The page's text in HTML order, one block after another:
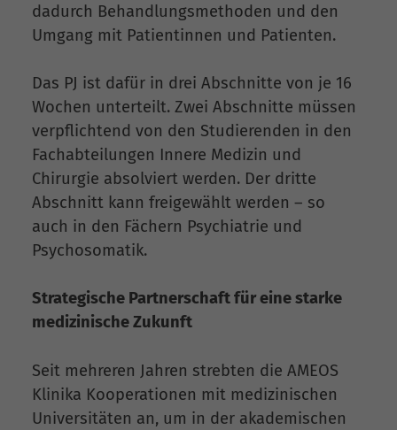
dadurch Behandlungsmethoden und den
Umgang mit Patientinnen und Patienten.
Das PJ ist dafür in drei Abschnitte von je 16
Wochen unterteilt. Zwei Abschnitte müssen
verpflichtend von den Studierenden in den
Fachabteilungen Innere Medizin und
Chirurgie absolviert werden. Der dritte
Abschnitt kann freigewählt werden – so
auch in den Fächern Psychiatrie und
Psychosomatik.
Strategische Partnerschaft für eine starke
medizinische Zukunft
Seit mehreren Jahren strebten die AMEOS
Klinika Kooperationen mit medizinischen
Universitäten an, um in der akademischen